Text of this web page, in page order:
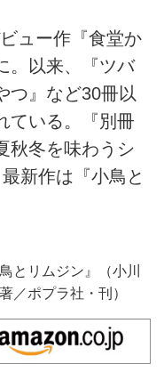
社）。信州の自然の
でから書いた初めて
人生で深く傷ついた
に自分自身を癒し、
踏み出していけばい
関わることの難しさ
とは？ 小川さんが
思いや、いま考えて
いてじっくり伺いま
ュー作『食堂か
。以来、『ツバ
つ』など30冊以
ている。『別冊
冬を味わうシ
新作は『小鳥と
鳥とリムジン』（小川
／ポプラ社・刊）